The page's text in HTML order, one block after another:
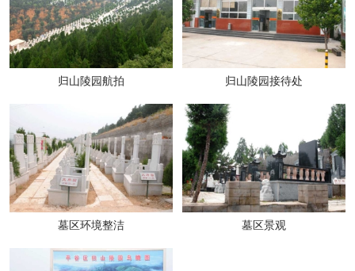
归山陵园航拍 归山陵园接待处
墓区环境整洁 墓区景观